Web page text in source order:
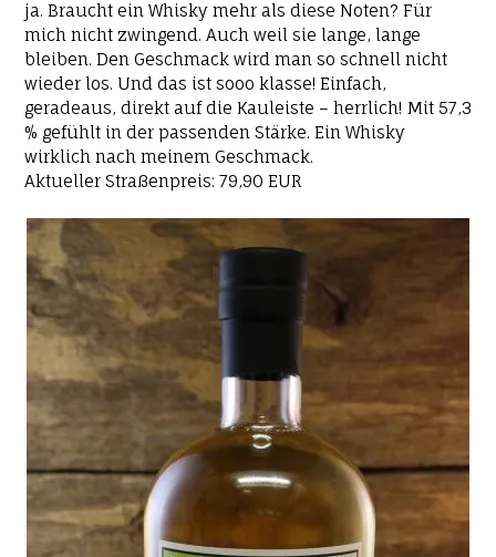
ja. Braucht ein Whisky mehr als diese Noten? Für
mich nicht zwingend. Auch weil sie lange, lange
bleiben. Den Geschmack wird man so schnell nicht
wieder los. Und das ist sooo klasse! Einfach,
geradeaus, direkt auf die Kauleiste – herrlich! Mit 57,3
% gefühlt in der passenden Stärke. Ein Whisky
wirklich nach meinem Geschmack.
Aktueller Straßenpreis: 79,90 EUR